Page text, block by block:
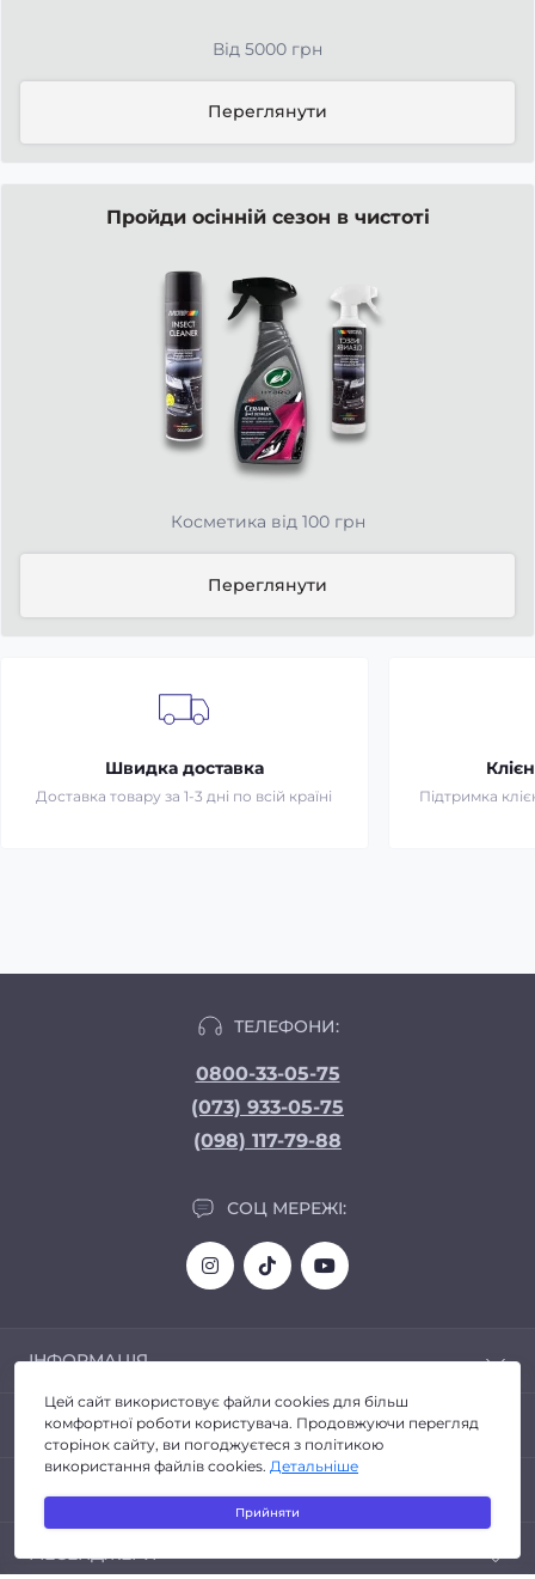
Від 5000 грн
Переглянути
Пройди осінній сезон в чистоті
Косметика від 100 грн
Переглянути
Швидка доставка
Доставка товару за 1-3 дні по всій країні Підтримка
ТЕЛЕФОНИ:
0800-33-05-75
(073) 933-05-75
(098) 117-79-88
СОЦ МЕРЕЖІ:
ІНФОРМАЦІЯ
Доставка та Оплата
Про магазин
Політика конфіденційності
Договір публічної оферти
Повернення товару
ПОПУЛЯРНЕ
Автозвук
Головні пристрої
Світлодіодні Bi-Led лінзи
Світлодіодні Балки (Led Bar)
Київ
МЕСЕНДЖЕРИ
Цей сайт використовує файли cookies для більш
комфортної роботи користувача. Продовжуючи перегляд
сторінок сайту, ви погоджуєтеся з політикою
використання файлів cookies. Детальніше
Прийняти